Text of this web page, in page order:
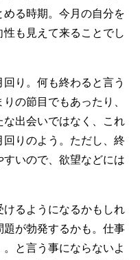
る時期。今月の自分を
も見えて来ることでし
り。何も終わると言う
の節目でもあったり、
出会いではなく、これ
回りのよう。ただし、終
いので、欲望などには
るようになるかもしれ
題が勃発するかも。仕事
と言う事にならないよ